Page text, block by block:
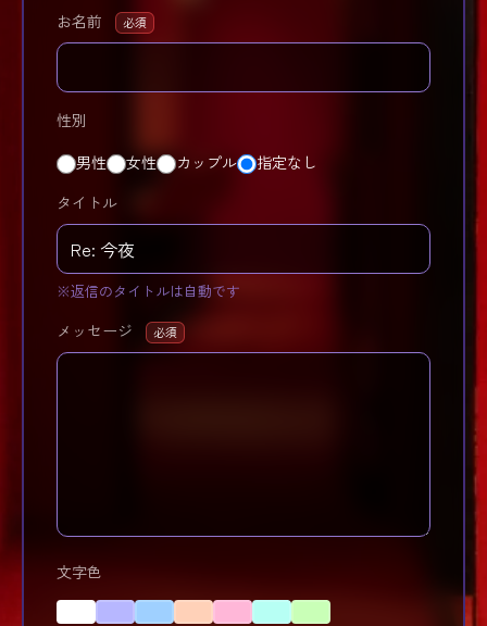
お名前 必須
性別
男性 女性 カップル 指定なし
タイトル
※返信のタイトルは自動です
メッセージ 必須
文字色